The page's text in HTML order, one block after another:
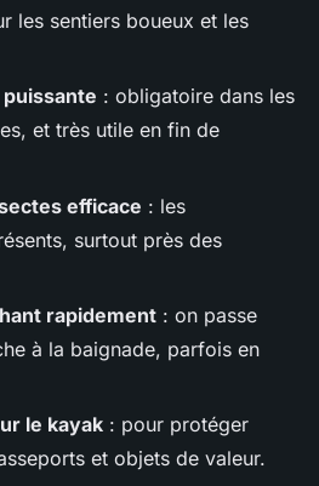
les sentiers boueux et les
: obligatoire dans les
et très utile en fin de
efficace : les
surtout près des
rapidement : on passe
à la baignade, parfois en
le kayak : pour protéger
et objets de valeur.